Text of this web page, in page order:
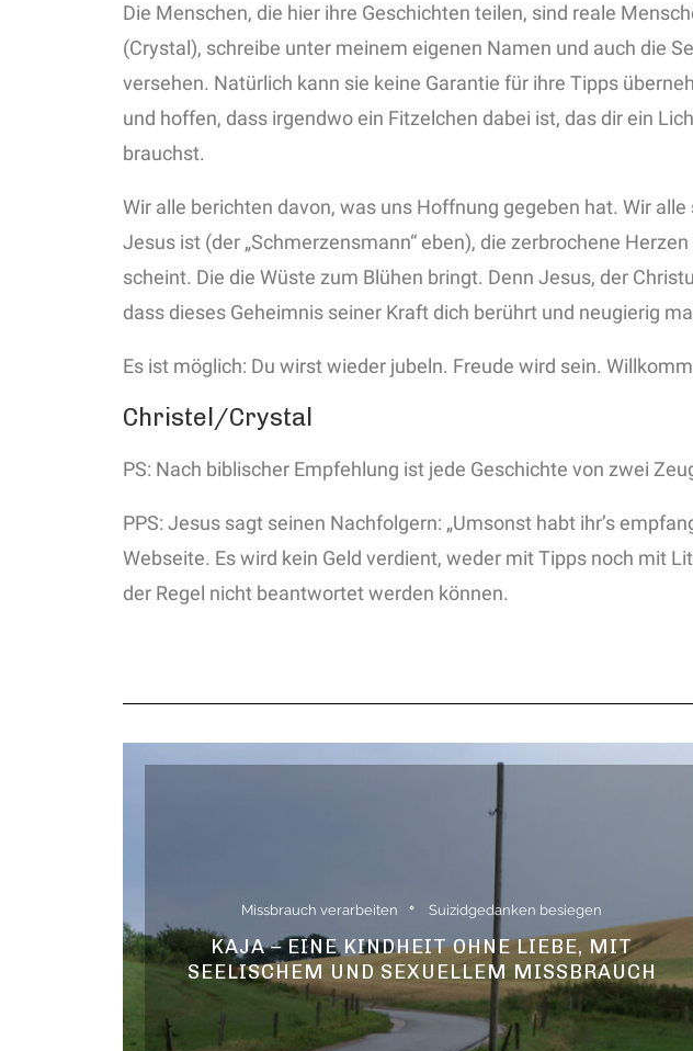
Die Menschen, die hier ihre Geschichten teilen, sind reale
(Crystal), schreibe unter meinem eigenen Namen und auch die
versehen. Natürlich kann sie keine Garantie für ihre Tipps
und hoffen, dass irgendwo ein Fitzelchen dabei ist, das dir ein
brauchst.
Wir alle berichten davon, was uns Hoffnung gegeben hat. Wir
Jesus ist (der „Schmerzensmann“ eben), die zerbrochene
scheint. Die die Wüste zum Blühen bringt. Denn Jesus, der
dass dieses Geheimnis seiner Kraft dich berührt und neugierig
Es ist möglich: Du wirst wieder jubeln. Freude wird sein.
Christel/Crystal
PS: Nach biblischer Empfehlung ist jede Geschichte von zwei
PPS: Jesus sagt seinen Nachfolgern: „Umsonst habt ihr’s
Webseite. Es wird kein Geld verdient, weder mit Tipps noch mit
der Regel nicht beantwortet werden können.
Missbrauch verarbeiten Suizidgedanken besiegen
KAJA – EINE KINDHEIT OHNE LIEBE, MIT
SEELISCHEM UND SEXUELLEM MISSBRAUCH